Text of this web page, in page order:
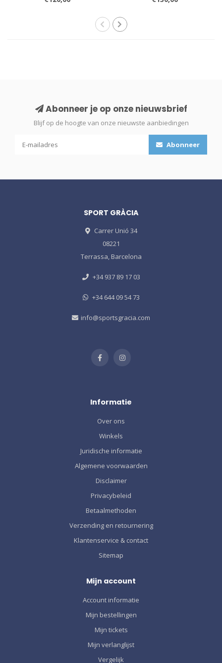
Abonneer je op onze nieuwsbrief
Blijf op de hoogte van onze nieuwste aanbiedingen
Abonneer
SPORT GRÀCIA
Carrer Unió 34
08221
Terrassa, Barcelona
+34 937 89 17 03
+34 644 09 54 73
info@sportsgracia.com
Informatie
Over ons
Winkels
Juridische informatie
Algemene voorwaarden
Disclaimer
Privacybeleid
Betaalmethoden
Verzending en retournering
Klantenservice & contact
Sitemap
Mijn account
Account informatie
Mijn bestellingen
Mijn tickets
Mijn verlanglijst
Vergelijk